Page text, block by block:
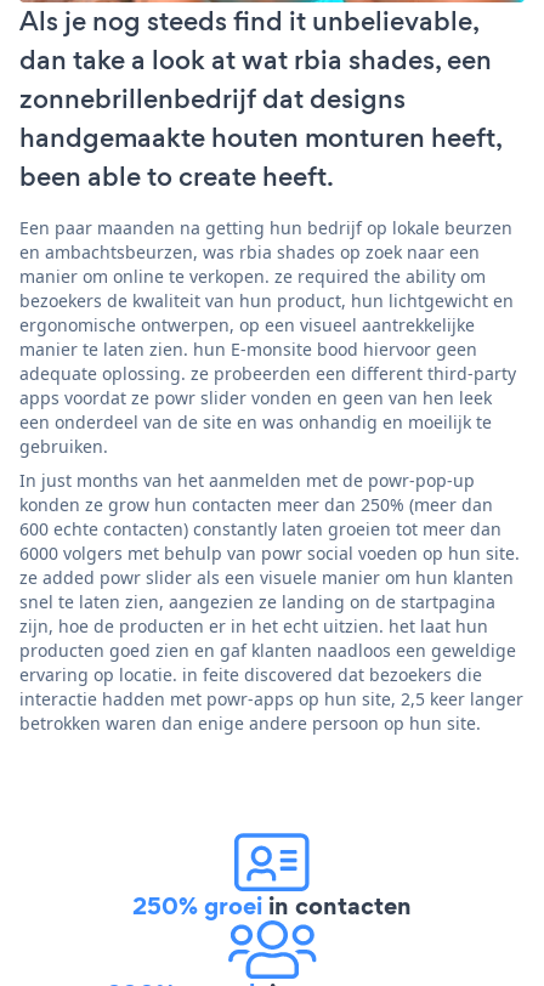
Als je nog steeds find it unbelievable,
dan take a look at wat rbia shades, een
zonnebrillenbedrijf dat designs
handgemaakte houten monturen heeft,
been able to create heeft.
Een paar maanden na getting hun bedrijf op lokale beurzen
en ambachtsbeurzen, was rbia shades op zoek naar een
manier om online te verkopen. ze required the ability om
bezoekers de kwaliteit van hun product, hun lichtgewicht en
ergonomische ontwerpen, op een visueel aantrekkelijke
manier te laten zien. hun E-monsite bood hiervoor geen
adequate oplossing. ze probeerden een different third-party
apps voordat ze powr slider vonden en geen van hen leek
een onderdeel van de site en was onhandig en moeilijk te
gebruiken.
In just months van het aanmelden met de powr-pop-up
konden ze grow hun contacten meer dan 250% (meer dan
600 echte contacten) constantly laten groeien tot meer dan
6000 volgers met behulp van powr social voeden op hun site.
ze added powr slider als een visuele manier om hun klanten
snel te laten zien, aangezien ze landing on de startpagina
zijn, hoe de producten er in het echt uitzien. het laat hun
producten goed zien en gaf klanten naadloos een geweldige
ervaring op locatie. in feite discovered dat bezoekers die
interactie hadden met powr-apps op hun site, 2,5 keer langer
betrokken waren dan enige andere persoon op hun site.
250% groei in contacten